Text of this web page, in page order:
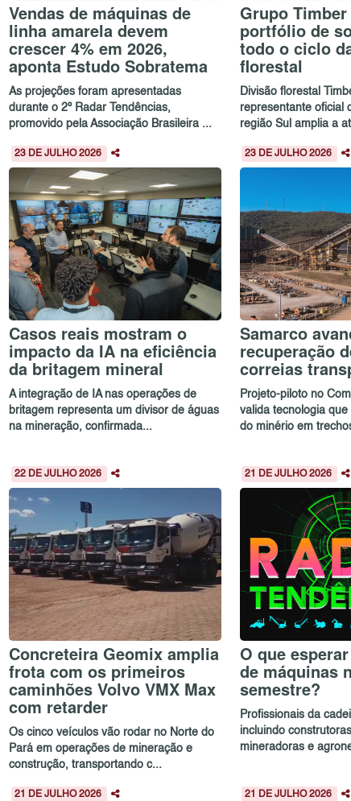
Vendas de máquinas de
linha amarela devem
crescer 4% em 2026,
aponta Estudo Sobratema
As projeções foram apresentadas
durante o 2º Radar Tendências,
promovido pela Associação Brasileira ...
Grupo
portfólio de
todo o ciclo
florestal
Divisão florestal
representante oficial
região Sul amplia a
23 DE JULHO 2026
Casos reais mostram o
impacto da IA na eficiência
da britagem mineral
A integração de IA nas operações de
britagem representa um divisor de águas
na mineração, confirmada...
23 DE JULHO 2026
Samarco
recuperação
correias
Projeto-piloto no
valida tecnologia
do minério em
22 DE JULHO 2026
Concreteira Geomix amplia
frota com os primeiros
caminhões Volvo VMX Max
com retarder
Os cinco veículos vão rodar no Norte do
Pará em operações de mineração e
construção, transportando c...
21 DE JULHO 2026
O que
de máquinas
semestre?
Profissionais da
incluindo
mineradoras e
21 DE JULHO 2026 21 DE JULHO 2026